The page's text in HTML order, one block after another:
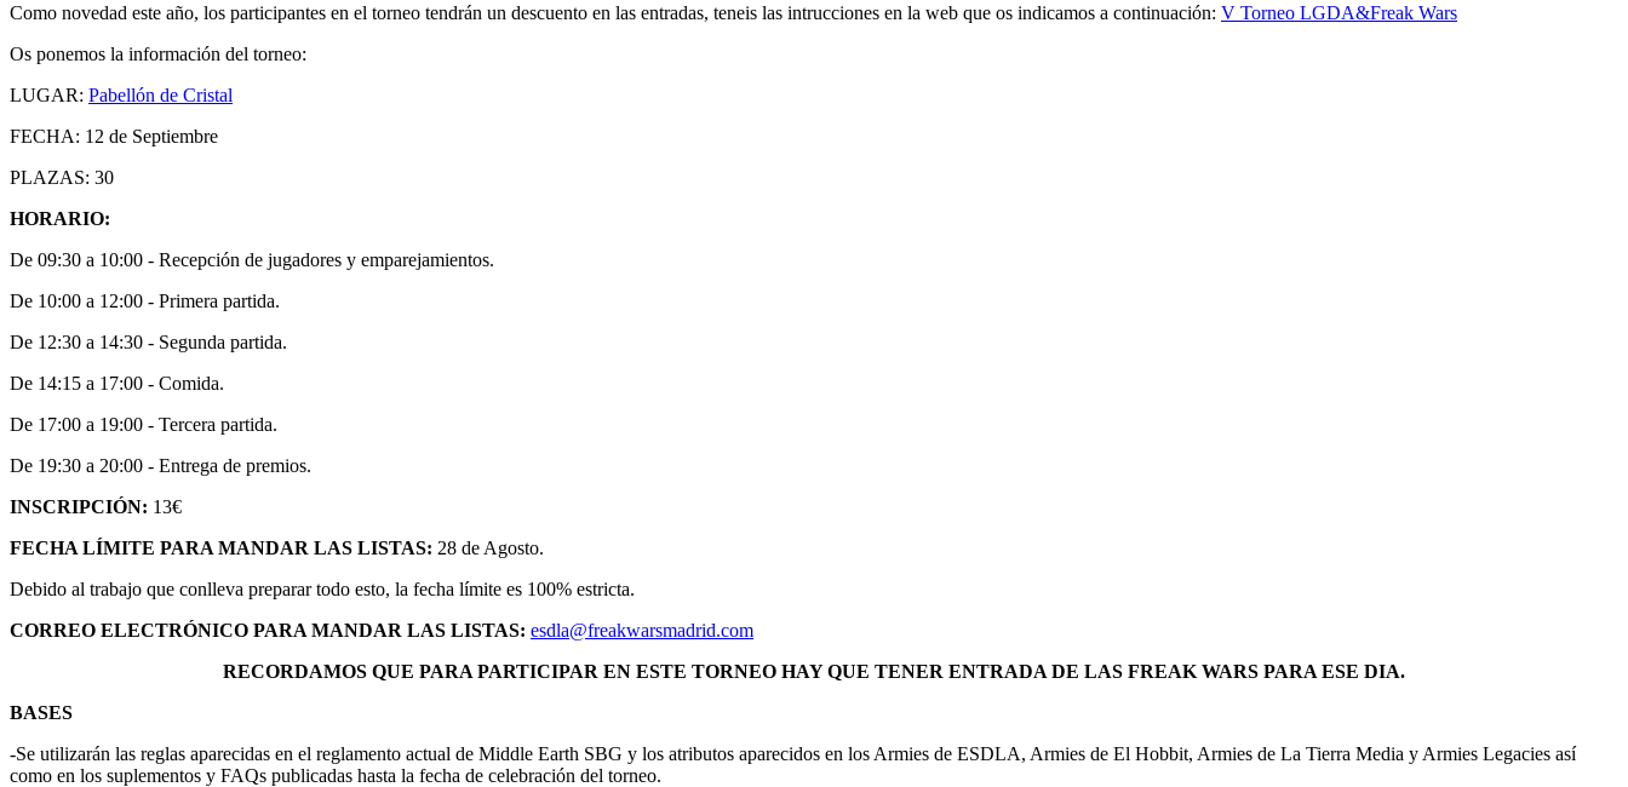
Como novedad este año, los participantes en el torneo tendrán un descuento en las entradas, teneis las intrucciones en la web que os indicamos a continuación: V Torneo LGDA&Freak Wars
Os ponemos la información del torneo:
LUGAR: Pabellón de Cristal
FECHA: 12 de Septiembre
PLAZAS: 30
HORARIO:
De 09:30 a 10:00 - Recepción de jugadores y emparejamientos.
De 10:00 a 12:00 - Primera partida.
De 12:30 a 14:30 - Segunda partida.
De 14:15 a 17:00 - Comida.
De 17:00 a 19:00 - Tercera partida.
De 19:30 a 20:00 - Entrega de premios.
INSCRIPCIÓN: 13€
FECHA LÍMITE PARA MANDAR LAS LISTAS: 28 de Agosto.
Debido al trabajo que conlleva preparar todo esto, la fecha límite es 100% estricta.
CORREO ELECTRÓNICO PARA MANDAR LAS LISTAS: esdla@freakwarsmadrid.com
RECORDAMOS QUE PARA PARTICIPAR EN ESTE TORNEO HAY QUE TENER ENTRADA DE LAS FREAK WARS PARA ESE DIA.
BASES
-Se utilizarán las reglas aparecidas en el reglamento actual de Middle Earth SBG y los atributos aparecidos en los Armies de ESDLA, Armies de El Hobbit, Armies de La Tierra Media y Armies Legacies así
como en los suplementos y FAQs publicadas hasta la fecha de celebración del torneo.